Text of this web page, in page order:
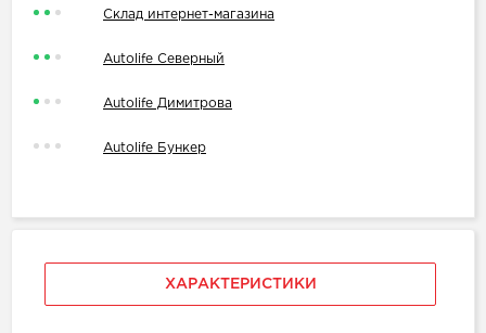
Склад интернет-магазина
Autolife Северный
Autolife Димитрова
Autolife Бункер
ХАРАКТЕРИСТИКИ